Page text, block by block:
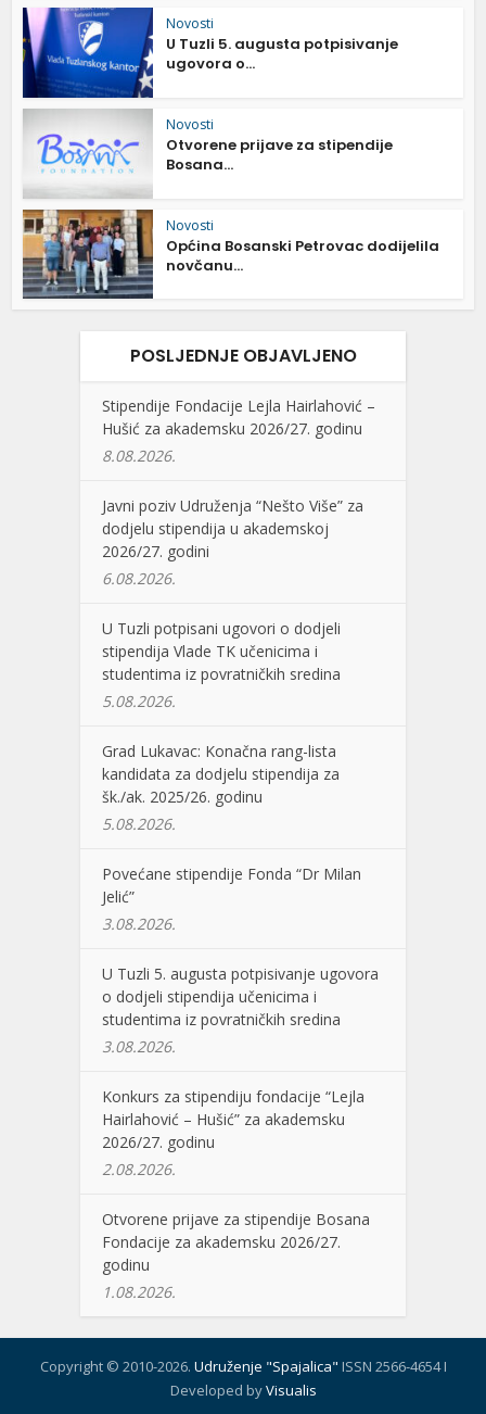
Novosti
U Tuzli 5. augusta potpisivanje
ugovora o...
Novosti
Otvorene prijave za stipendije
Bosana...
Novosti
Općina Bosanski Petrovac dodijelila
novčanu...
POSLJEDNJE OBJAVLJENO
Stipendije Fondacije Lejla Hairlahović –
Hušić za akademsku 2026/27. godinu
8.08.2026.
Javni poziv Udruženja “Nešto Više” za
dodjelu stipendija u akademskoj
2026/27. godini
6.08.2026.
U Tuzli potpisani ugovori o dodjeli
stipendija Vlade TK učenicima i
studentima iz povratničkih sredina
5.08.2026.
Grad Lukavac: Konačna rang-lista
kandidata za dodjelu stipendija za
šk./ak. 2025/26. godinu
5.08.2026.
Povećane stipendije Fonda “Dr Milan
Jelić”
3.08.2026.
U Tuzli 5. augusta potpisivanje ugovora
o dodjeli stipendija učenicima i
studentima iz povratničkih sredina
3.08.2026.
Konkurs za stipendiju fondacije “Lejla
Hairlahović – Hušić” za akademsku
2026/27. godinu
2.08.2026.
Otvorene prijave za stipendije Bosana
Fondacije za akademsku 2026/27.
godinu
1.08.2026.
Copyright © 2010-2026. Udruženje "Spajalica" ISSN 2566-4654 I
Developed byVisualis